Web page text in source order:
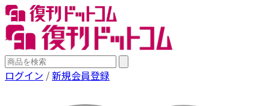
ログイン /新規会員登録